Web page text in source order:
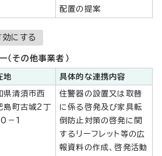
配置の提案
にする
（その他事業者）
地 具体的な連携内容
県清須市西
島町古城2丁
－1
住警器の設置又は取替
に係る啓発及び家具転
倒防止対策の啓発に関
するリーフレット等の広
報資料の作成、啓発活動